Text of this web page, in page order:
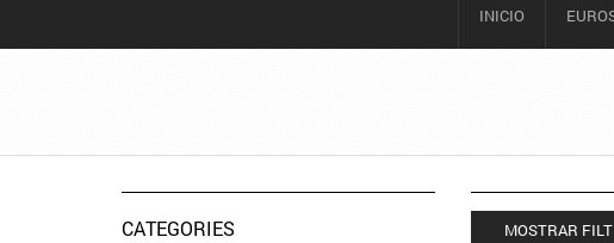
INICIO
MOSTRAR
CATEGORIES